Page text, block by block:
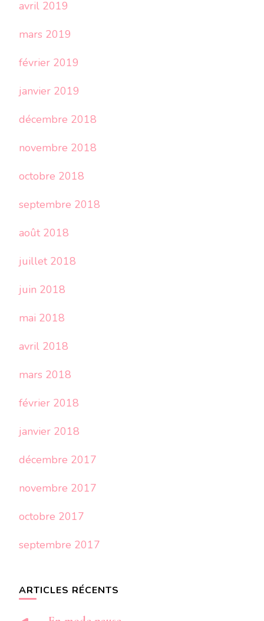
avril 2019
mars 2019
février 2019
janvier 2019
décembre 2018
novembre 2018
octobre 2018
septembre 2018
août 2018
juillet 2018
juin 2018
mai 2018
avril 2018
mars 2018
février 2018
janvier 2018
décembre 2017
novembre 2017
octobre 2017
septembre 2017
ARTICLES RÉCENTS